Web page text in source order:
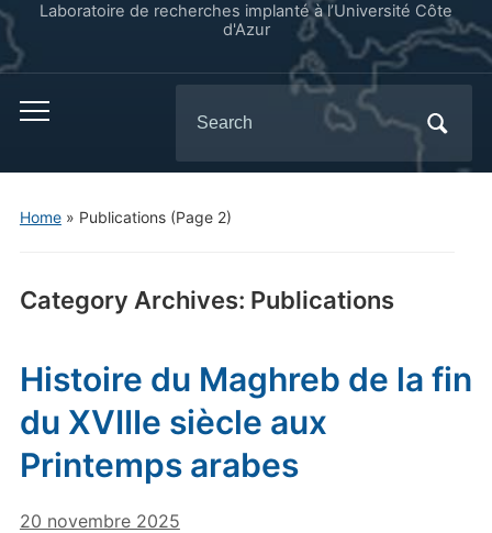
Laboratoire de recherches implanté à l’Université Côte
d'Azur
for:
Home» Publications(Page 2)
Category Archives: Publications
Histoire du Maghreb de la fin
du XVIIIe siècle aux
Printemps arabes
20 novembre 2025